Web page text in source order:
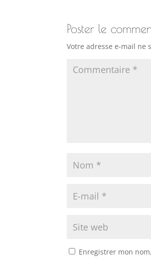
Poster le
Votre adresse e-mail ne
Enregistrer mon